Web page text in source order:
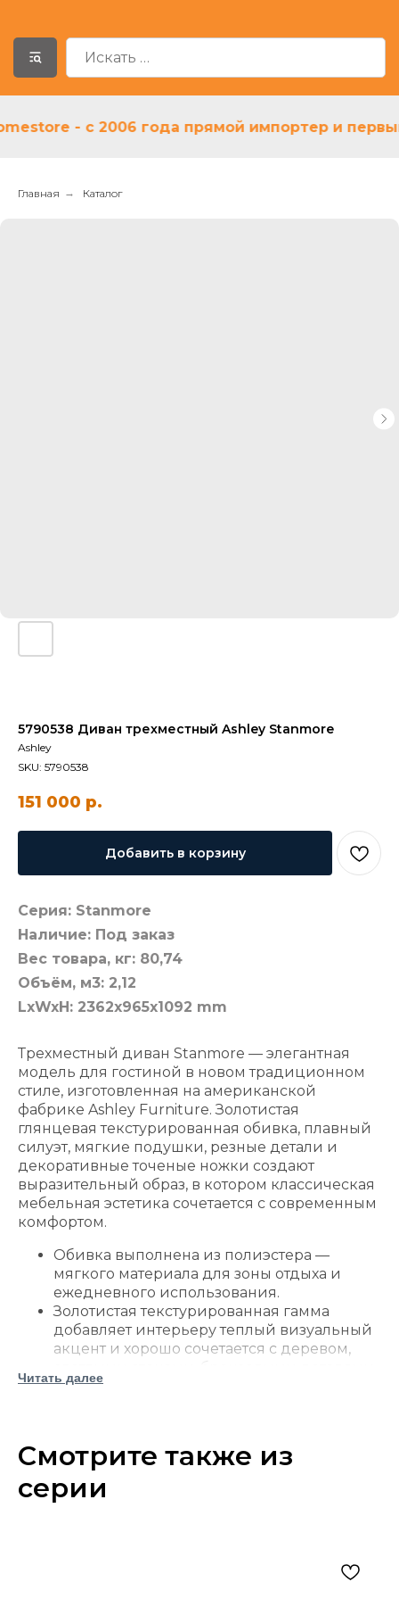
- с 2006 года прямой импортер и первый
Главная → Каталог
5790538 Диван трехместный Ashley Stanmore
Ashley
SKU: 5790538
151 000 р.
Добавить в корзину
Серия: Stanmore
Наличие: Под заказ
Вес товара, кг: 80,74
Объём, м3: 2,12
LxWxH: 2362x965x1092 mm
Трехместный диван Stanmore — элегантная
модель для гостиной в новом традиционном
стиле, изготовленная на американской
фабрике Ashley Furniture. Золотистая
глянцевая текстурированная обивка, плавный
силуэт, мягкие подушки, резные детали и
декоративные точеные ножки создают
выразительный образ, в котором классическая
мебельная эстетика сочетается с современным
комфортом.
Обивка выполнена из полиэстера —
мягкого материала для зоны отдыха и
ежедневного использования.
Золотистая текстурированная гамма
добавляет интерьеру теплый визуальный
акцент и хорошо сочетается с деревом,
и спокойным текстилем.
посадка.
Рама с блокировкой углов помогает
сохранять устойчивость конструкции.
Читать далее
Смотрите также из
серии